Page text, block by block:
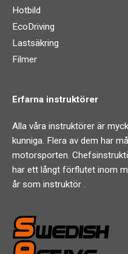
Hotbild
EcoDriving
Lastsäkring
Filmer
Erfarna instruktörer
Alla våra instruktörer är
kunniga. Flera av dem har
motorsporten.
har ett långt förflutet inom
år som instruktör .